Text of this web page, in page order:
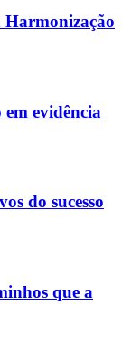
Harmonização
evidência
do sucesso
que a